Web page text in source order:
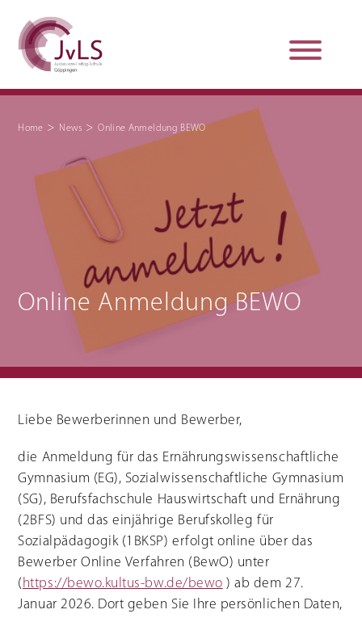
Organisation Qualitätsentwicklung
Unterstützung und
Beratung
Schulsanitätsdienst
Jobs und Karriere Schulpraxissemester
Berufliche Gymnasien
Sozialwissenschaftliches
Gymnasium
Sozialpädagogik
Fachschule für Sozialpädagogik
(BKSP) - schulische
Erzieher:innenausbildung
Fachschule Sozialpädagogik -
praxisintegrierte
Vollzeit oder Teilzeit ("PIA")
Berufsfachschule für
Sozialpädagogische Assistenz
(2BFSA) / ehemals
Motorikzentrum
Schulfremdenprüfung
Home > News >Online Anmeldung BEWO
Online Anmeldung BEWO
Liebe Bewerberinnen und Bewerber,
die Anmeldung für das Ernährungswissenschaftliche
Gymnasium (EG), Sozialwissenschaftliche Gymnasium
(SG), Berufsfachschule Hauswirtschaft und Ernährung
(2BFS) und das einjährige Berufskolleg für
Sozialpädagogik (1BKSP) erfolgt online über das
Bewerber Online Verfahren (BewO) unter
( https://bewo.kultus-bw.de/bewo ) ab dem 27.
Januar 2026. Dort geben Sie Ihre persönlichen Daten,